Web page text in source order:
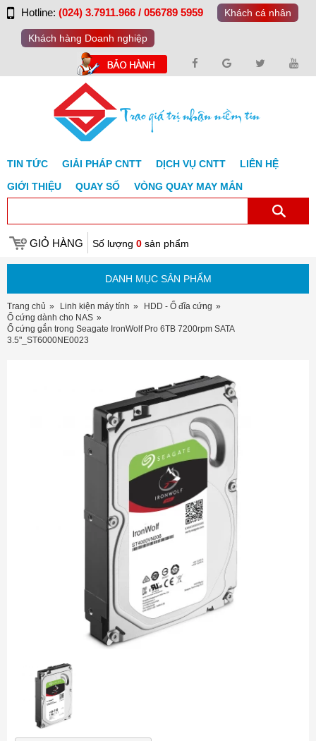
Hotline: (024) 3.7911.966 / 056789 5959 Khách cá nhân
Khách hàng Doanh nghiệp
TIN TỨC GIẢI PHÁP CNTT DỊCH VỤ CNTT
LIÊN HỆ
GIỚI THIỆU
QUAY SỐ VÒNG QUAY MAY MẮN
GIỎ HÀNG Số lượng 0 sản phẩm
DANH MỤC SẢN PHẨM
Trang chủ Linh kiện máy tính
HDD - Ổ đĩa cứng
Ổ cứng dành cho NAS
Ổ cứng gắn trong Seagate IronWolf Pro 6TB 7200rpm SATA
3.5"_ST6000NE0023